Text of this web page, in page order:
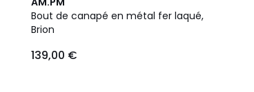
Bout de canapé en métal fer laqué,
Brion
139,00 €
/ 5